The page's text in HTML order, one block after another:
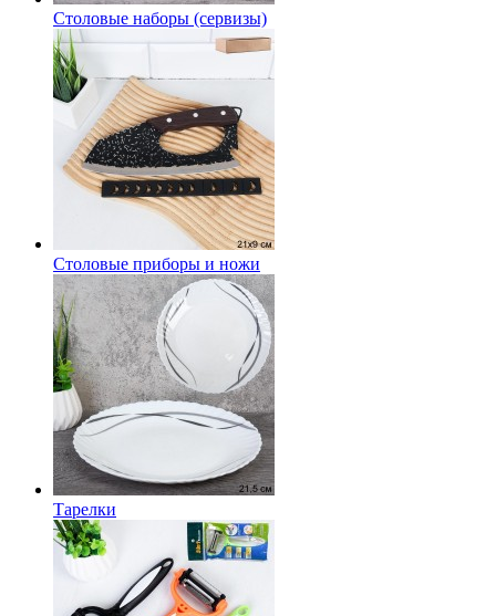
Столовые наборы (сервизы)
Столовые приборы и ножи
Тарелки